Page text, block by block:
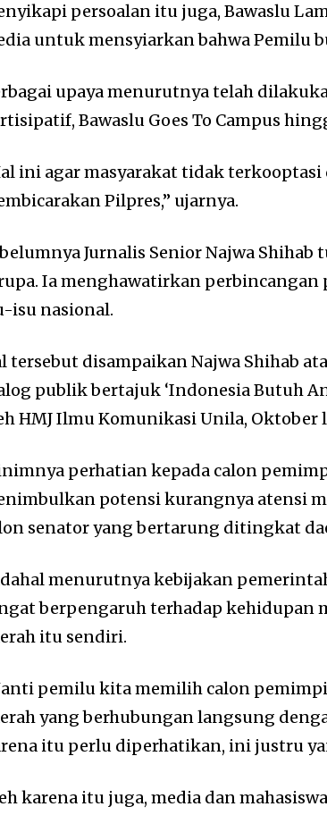
persoalan itu juga, Bawaslu
untuk mensyiarkan bahwa Pemilu
upaya menurutnya telah
Bawaslu Goes To Campus
ini agar masyarakat tidak
Pilpres,” ujarnya.
Jurnalis Senior Najwa
Ia menghawatirkan
isu nasional.
tersebut disampaikan Najwa Shihab
publik bertajuk ‘Indonesia Butuh
HMJ Ilmu Komunikasi Unila, Oktober
perhatian kepada calon
potensi kurangnya atensi
senator yang bertarung ditingkat
menurutnya kebijakan
berpengaruh terhadap kehidupan
itu sendiri.
pemilu kita memilih calon
yang berhubungan langsung
itu perlu diperhatikan, ini justru
karena itu juga, media dan